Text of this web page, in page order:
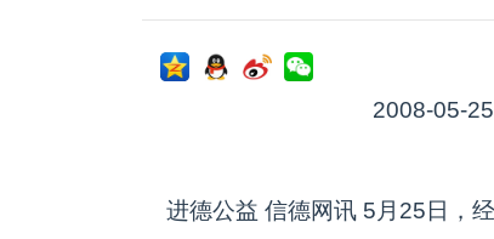
2008-05-
进德公益 信德网讯 5月25日，